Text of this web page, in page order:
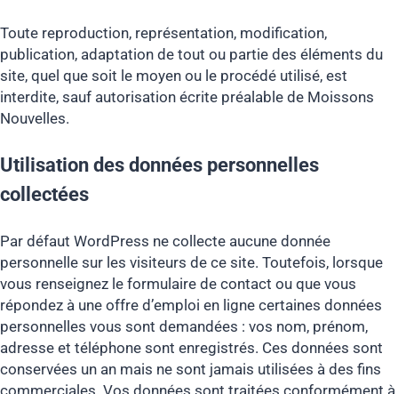
Toute reproduction, représentation, modification,
publication, adaptation de tout ou partie des éléments du
site, quel que soit le moyen ou le procédé utilisé, est
interdite, sauf autorisation écrite préalable de Moissons
Nouvelles.
Utilisation des données personnelles
collectées
Par défaut WordPress ne collecte aucune donnée
personnelle sur les visiteurs de ce site. Toutefois, lorsque
vous renseignez le formulaire de contact ou que vous
répondez à une offre d’emploi en ligne certaines données
personnelles vous sont demandées : vos nom, prénom,
adresse et téléphone sont enregistrés. Ces données sont
conservées un an mais ne sont jamais utilisées à des fins
commerciales. Vos données sont traitées conformément à